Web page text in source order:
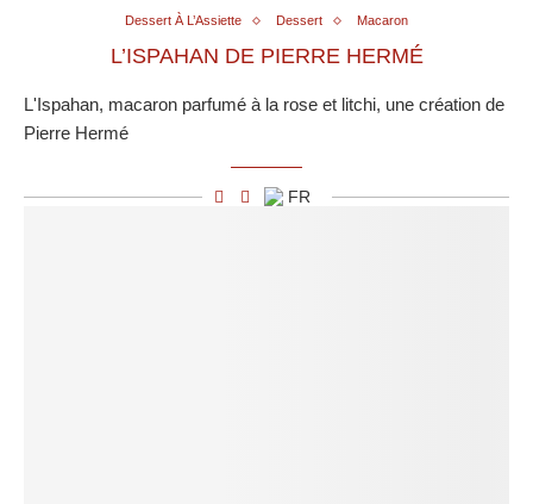
Dessert À L’Assiette Dessert Macaron
L’ISPAHAN DE PIERRE HERMÉ
L'Ispahan, macaron parfumé à la rose et litchi, une création de
Pierre Hermé
FR